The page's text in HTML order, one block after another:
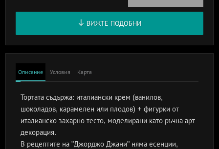
ВИЖТЕ ПОДОБНИ
Описание Условия Карта
Тортата съдържа: италиански крем (ванилов,
шоколадов, карамелен или плодов) + фигурки от
италианско захарно тесто, моделирани като ръчна арт
декорация.
В рецептите на "Джорджо Джани" няма есенции,